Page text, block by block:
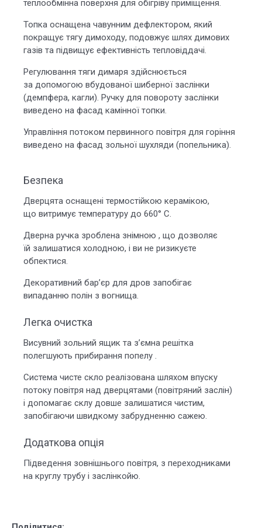
теплообмінна поверхня для обігріву приміщення.
Топка оснащена чавунним дефлектором, який
покращує тягу димоходу, подовжує шлях димових
газів та підвищує ефективність тепловіддачі.
Регулювання тяги димаря здійснюється
за допомогою вбудованої шиберної заслінки
(демпфера, кагли). Ручку для повороту заслінки
виведено на фасад камінної топки.
Управління потоком первинного повітря для горіння
виведено на фасад зольної шухляди (попельника).
Безпека
Дверцята оснащені термостійкою керамікою,
що витримує температуру до 660° С.
Дверна ручка зроблена знімною , що дозволяє
їй залишатися холодною, і ви не ризикуєте
обпектися.
Декоративний бар’єр для дров запобігає
випаданню полін з вогнища.
Легка очистка
Висувний зольний ящик та з’ємна решітка
полегшують прибирання попелу .
Система чисте скло реалізована шляхом впуску
потоку повітря над дверцятами (повітряний заслін)
і допомагає склу довше залишатися чистим,
запобігаючи швидкому забрудненню сажею.
Додаткова опція
Підведення зовнішнього повітря, з переходниками
на круглу трубу і заслінкойю.